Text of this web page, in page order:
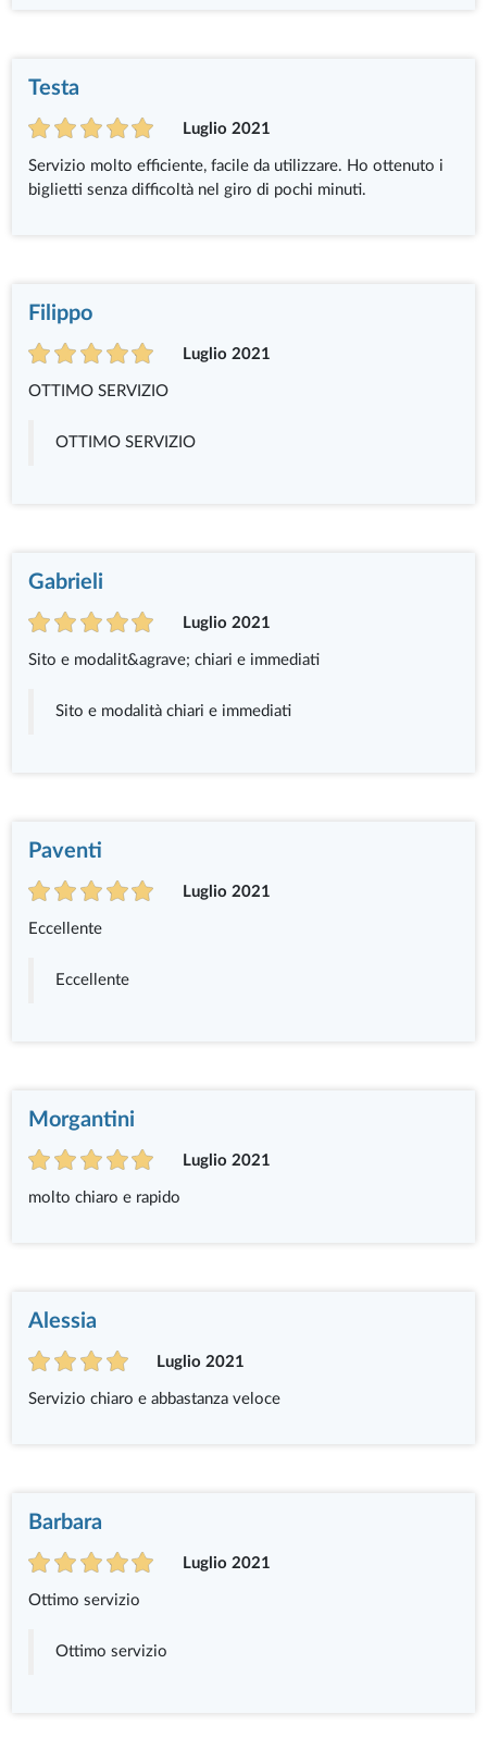
Testa
Luglio 2021
Servizio molto efficiente, facile da utilizzare. Ho ottenuto i
biglietti senza difficoltà nel giro di pochi minuti.
Filippo
Luglio 2021
OTTIMO SERVIZIO
OTTIMO SERVIZIO
Gabrieli
Luglio 2021
Sito e modalit&agrave; chiari e immediati
Sito e modalità chiari e immediati
Paventi
Luglio 2021
Eccellente
Eccellente
Morgantini
Luglio 2021
molto chiaro e rapido
Alessia
Luglio 2021
Servizio chiaro e abbastanza veloce
Barbara
Luglio 2021
Ottimo servizio
Ottimo servizio